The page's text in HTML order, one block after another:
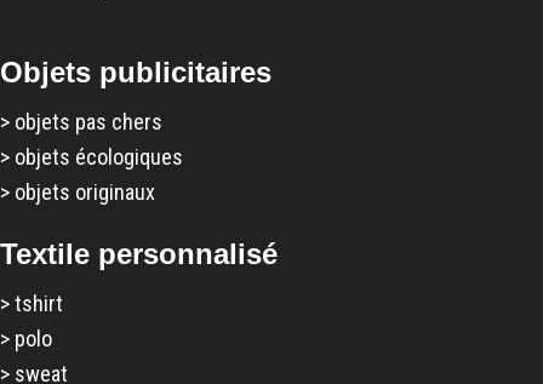
Objets publicitaires
> objets pas chers
> objets écologiques
> objets originaux
Textile personnalisé
>tshirt
> polo
> sweat